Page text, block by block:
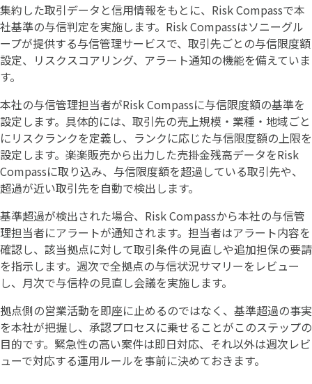
集約した取引データと信用情報をもとに、Risk Compassで本
社基準の与信判定を実施します。Risk Compassはソニーグル
ープが提供する与信管理サービスで、取引先ごとの与信限度額
設定、リスクスコアリング、アラート通知の機能を備えていま
す。
本社の与信管理担当者がRisk Compassに与信限度額の基準を
設定します。具体的には、取引先の売上規模・業種・地域ごと
にリスクランクを定義し、ランクに応じた与信限度額の上限を
設定します。楽楽販売から出力した売掛金残高データをRisk
Compassに取り込み、与信限度額を超過している取引先や、
超過が近い取引先を自動で検出します。
基準超過が検出された場合、Risk Compassから本社の与信管
理担当者にアラートが通知されます。担当者はアラート内容を
確認し、該当拠点に対して取引条件の見直しや追加担保の要請
を指示します。週次で全拠点の与信状況サマリーをレビュー
し、月次で与信枠の見直し会議を実施します。
拠点側の営業活動を即座に止めるのではなく、基準超過の事実
を本社が把握し、承認プロセスに乗せることがこのステップの
目的です。緊急性の高い案件は即日対応、それ以外は週次レビ
ューで対応する運用ルールを事前に決めておきます。